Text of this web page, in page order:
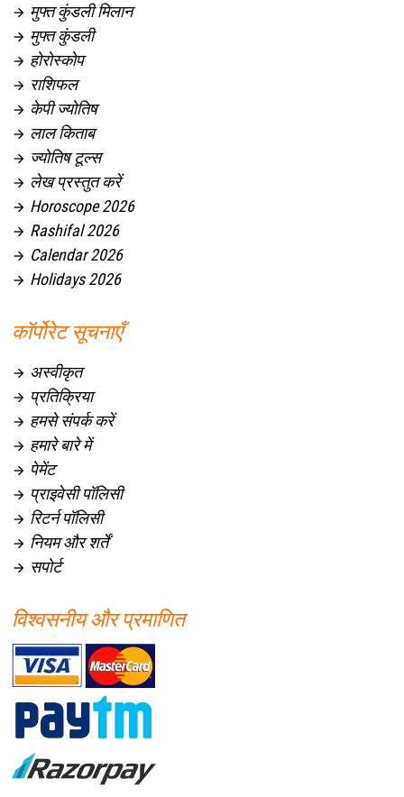
 मुफ्त कुंडली मिलान
 मुफ्त कुंडली
 होरोस्कोप
 राशिफल
 केपी ज्योतिष
 लाल किताब
 ज्योतिष टूल्स
 लेख प्रस्तुत करें
 Horoscope 2026
 Rashifal 2026
 Calendar 2026
 Holidays 2026
कॉर्पोरेट सूचनाएँ
 अस्वीकृत
 प्रतिक्रिया
 हमसे संपर्क करें
 हमारे बारे में
 पेमेंट
 प्राइवेसी पॉलिसी
 रिटर्न पॉलिसी
 नियम और शर्तें
 सपोर्ट
विश्वसनीय और प्रमाणित